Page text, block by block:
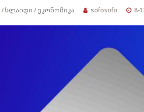
/სლაიდი /ეკონომიკა sofosofo 8-